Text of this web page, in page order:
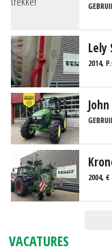
Lely
2014,
2004, €
VACATURES